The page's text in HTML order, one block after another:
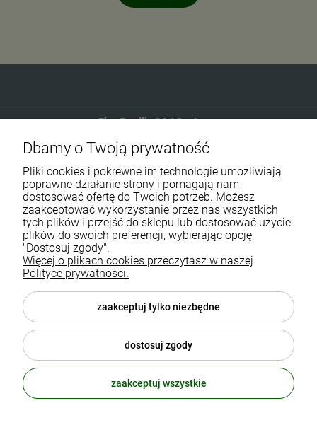
Eko-Familia GAJ Sp.Jawna
Gdańska 60
90-616 Łódź
790 727 174
sklep@eko-familia.pl
Informacje o sklepie
Suplementy diety
Popularne kategorie
Moje konto
Zasubskrybuj nasz newsletter
i otrzymaj5% rabatu na zakupy.
Twój email
Dbamy o Twoją prywatność
Pliki cookies i pokrewne im technologie umożliwiają
poprawne działanie strony i pomagają nam
dostosować ofertę do Twoich potrzeb. Możesz
zaakceptować wykorzystanie przez nas wszystkich
tych plików i przejść do sklepu lub dostosować użycie
plików do swoich preferencji, wybierając opcję
"Dostosuj zgody".
Więcej o plikach cookies przeczytasz w naszej
Polityce prywatności.
zaakceptuj tylko niezbędne
dostosuj zgody
zaakceptuj wszystkie